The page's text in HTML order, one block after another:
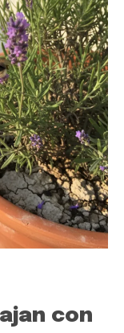
con